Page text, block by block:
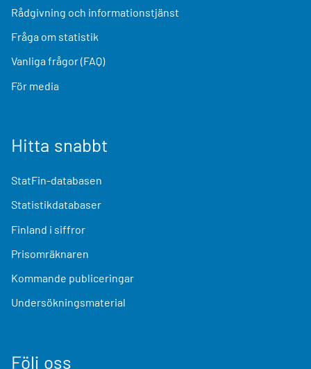
Rådgivning och informationstjänst
Fråga om statistik
Vanliga frågor (FAQ)
För media
Hitta snabbt
StatFin-databasen
Statistikdatabaser
Finland i siffror
Prisomräknaren
Kommande publiceringar
Undersökningsmaterial
Följ oss